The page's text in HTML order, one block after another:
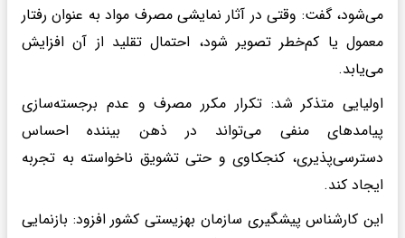
می‌شود، گفت: وقتی در آثار نمایشی مصرف مواد به عنوان رفتار
معمول یا کم‌خطر تصویر شود، احتمال تقلید از آن افزایش
می‌یابد.
اولیایی متذکر شد: تکرار مکرر مصرف و عدم برجسته‌سازی
پیامدهای منفی می‌تواند در ذهن بیننده احساس
دسترسی‌پذیری، کنجکاوی و حتی تشویق ناخواسته به تجربه
ایجاد کند.
این کارشناس پیشگیری سازمان بهزیستی کشور افزود: بازنمایی